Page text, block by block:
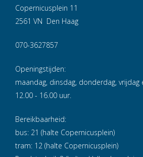
Copernicusplein 11
2561 VN Den Haag
070-3627857
Openingstijden:
maandag, dinsdag, donderdag, vrijdag
12.00 - 16.00 uur.
Bereikbaarheid:
bus: 21 (halte Copernicusplein)
tram: 12 (halte Copernicusplein)